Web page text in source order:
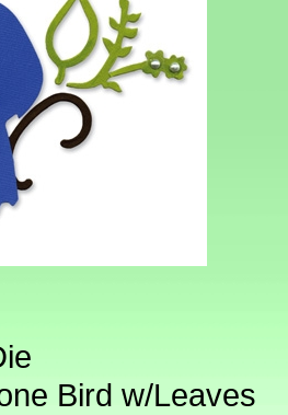
Bird w/Leaves